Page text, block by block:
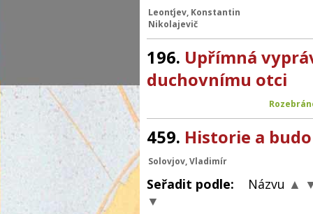
Leonťjev, Konstantin
Nikolajevič
196. Upřímná
duchovnímu otci
459. Historie a
Solovjov, Vladimír
Seřadit podle: Názvu ▲
▼